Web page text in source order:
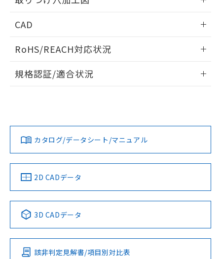
CAD
ドすることができます。
ログイン/会員登録
ダウンロードデータをご利用いただく前に、以下を必ずお読
みください。
ソフトウェアの使用条件
RoHS/REACH対応状況
EU RoHS 注意事項・凡例
対応済み
中国 RoHS 注意事項・凡例
Pb Hg Cd Cr(VI)
O
規格認証/適合状況
カタログ/データシート/マニュアル
2D CADデータ
3D CADデータ
該非判定見解書/項目別対比表